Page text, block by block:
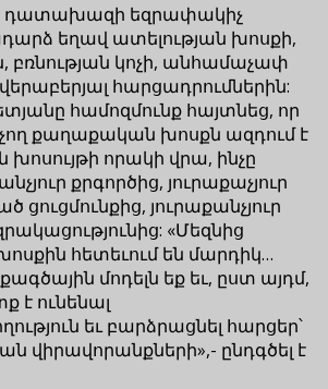
դատախազի եզրափակիչ
եղավ ատելության խոսքի,
բռնության կոչի, անհամաչափ
հարցադրումներին:
համոզմունք հայտնեց, որ
քաղաքական խոսքն ազդում է
որակի վրա, ինչը
քրգործից, յուրաքաչյուր
ցուցմունքից, յուրաքանչյուր
«Մեզնից
հետեւում են մարդիկ…
մոդելն եք եւ, ըստ այդմ,
է ունենալ
եւ բարձրացնել հարցեր՝
վիրավորանքների»,- ընդգծել է